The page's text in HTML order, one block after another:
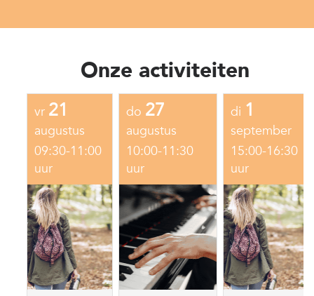
Onze activiteiten
vr 21
augustus
09:30-11:00
uur
do 27
augustus
10:00-11:30
uur
di 1
september
15:00-16:30
uur